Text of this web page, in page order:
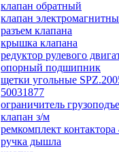
клапан обратный
клапан
разъем клапана
крышка клапана
редуктор рулевого
опорный подшипник
щетки угольные
50031877
ограничитель
клапан з/м
ремкомплект контактора
ручка дышла